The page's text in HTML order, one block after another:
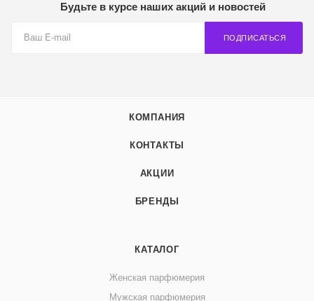
Будьте в курсе наших акций и новостей
ПОДПИСАТЬСЯ
КОМПАНИЯ
КОНТАКТЫ
АКЦИИ
БРЕНДЫ
КАТАЛОГ
Женская парфюмерия
Мужская парфюмерия